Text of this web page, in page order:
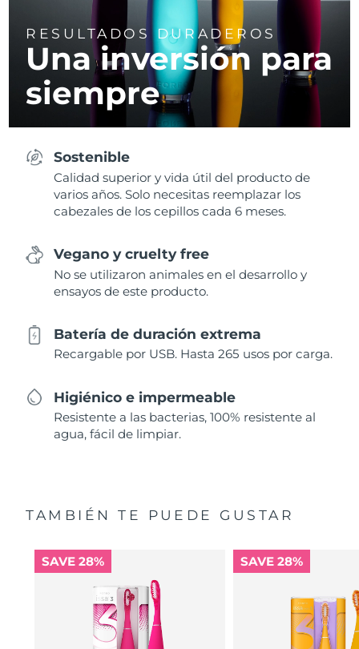
RESULTADOS DURADEROS
Una inversión para
siempre
Sostenible
Calidad superior y vida útil del producto de
varios años. Solo necesitas reemplazar los
cabezales de los cepillos cada 6 meses.
Vegano y cruelty free
No se utilizaron animales en el desarrollo y
ensayos de este producto.
Batería de duración extrema
Recargable por USB. Hasta 265 usos por carga.
Higiénico e impermeable
Resistente a las bacterias, 100% resistente al
agua, fácil de limpiar.
TAMBIÉN TE PUEDE GUSTAR
SAVE 28% SAVE 28%